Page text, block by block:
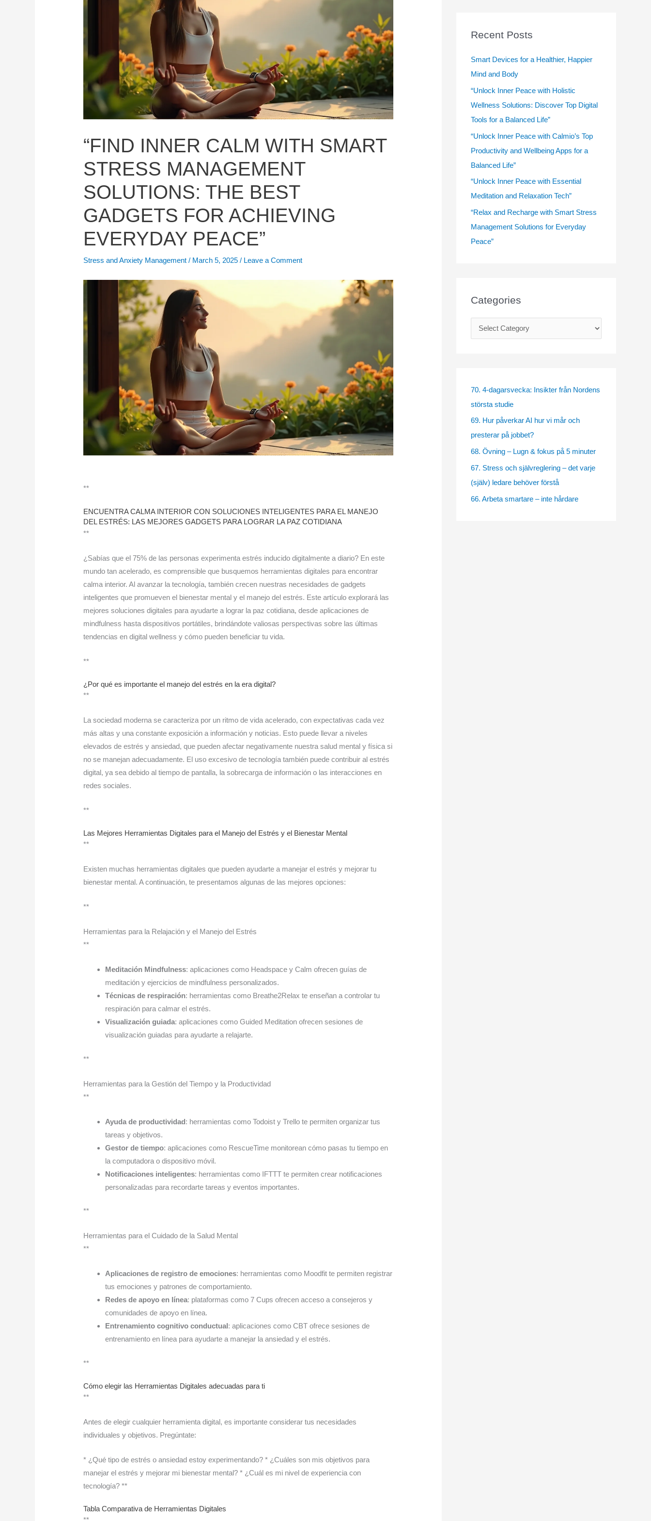
“FIND INNER CALM WITH SMART
STRESS MANAGEMENT
SOLUTIONS: THE BEST
GADGETS FOR ACHIEVING
EVERYDAY PEACE”
Stress and Anxiety Management / March 5, 2025/ Leave a Comment
**
ENCUENTRA CALMA INTERIOR CON SOLUCIONES INTELIGENTES PARA EL MANEJO
DEL ESTRÉS: LAS MEJORES GADGETS PARA LOGRAR LA PAZ COTIDIANA
**
¿Sabías que el 75% de las personas experimenta estrés inducido digitalmente a diario? En este
mundo tan acelerado, es comprensible que busquemos herramientas digitales para encontrar
calma interior. Al avanzar la tecnología, también crecen nuestras necesidades de gadgets
inteligentes que promueven el bienestar mental y el manejo del estrés. Este artículo explorará las
mejores soluciones digitales para ayudarte a lograr la paz cotidiana, desde aplicaciones de
mindfulness hasta dispositivos portátiles, brindándote valiosas perspectivas sobre las últimas
tendencias en digital wellness y cómo pueden beneficiar tu vida.
**
¿Por qué es importante el manejo del estrés en la era digital?
**
La sociedad moderna se caracteriza por un ritmo de vida acelerado, con expectativas cada vez
más altas y una constante exposición a información y noticias. Esto puede llevar a niveles
elevados de estrés y ansiedad, que pueden afectar negativamente nuestra salud mental y física si
no se manejan adecuadamente. El uso excesivo de tecnología también puede contribuir al estrés
digital, ya sea debido al tiempo de pantalla, la sobrecarga de información o las interacciones en
redes sociales.
**
Las Mejores Herramientas Digitales para el Manejo del Estrés y el Bienestar Mental
**
Existen muchas herramientas digitales que pueden ayudarte a manejar el estrés y mejorar tu
bienestar mental. A continuación, te presentamos algunas de las mejores opciones:
**
Herramientas para la Relajación y el Manejo del Estrés
**
Meditación Mindfulness: aplicaciones como Headspace y Calm ofrecen guías de
meditación y ejercicios de mindfulness personalizados.
Técnicas de respiración: herramientas como Breathe2Relax te enseñan a controlar tu
respiración para calmar el estrés.
Visualización guiada: aplicaciones como Guided Meditation ofrecen sesiones de
visualización guiadas para ayudarte a relajarte.
**
Herramientas para la Gestión del Tiempo y la Productividad
**
Ayuda de productividad: herramientas como Todoist y Trello te permiten organizar tus
tareas y objetivos.
Gestor de tiempo: aplicaciones como RescueTime monitorean cómo pasas tu tiempo en
la computadora o dispositivo móvil.
Notificaciones inteligentes: herramientas como IFTTT te permiten crear notificaciones
personalizadas para recordarte tareas y eventos importantes.
**
Herramientas para el Cuidado de la Salud Mental
**
Aplicaciones de registro de emociones: herramientas como Moodfit te permiten registrar
tus emociones y patrones de comportamiento.
Redes de apoyo en línea: plataformas como 7 Cups ofrecen acceso a consejeros y
comunidades de apoyo en línea.
Entrenamiento cognitivo conductual: aplicaciones como CBT ofrece sesiones de
entrenamiento en línea para ayudarte a manejar la ansiedad y el estrés.
**
Cómo elegir las Herramientas Digitales adecuadas para ti
**
Antes de elegir cualquier herramienta digital, es importante considerar tus necesidades
individuales y objetivos. Pregúntate:
* ¿Qué tipo de estrés o ansiedad estoy experimentando? * ¿Cuáles son mis objetivos para
manejar el estrés y mejorar mi bienestar mental? * ¿Cuál es mi nivel de experiencia con
tecnología? **
Tabla Comparativa de Herramientas Digitales
f
o
Recent Posts
Smart Devices for a Healthier, Happier
Mind and Body
“Unlock Inner Peace with Holistic
Wellness Solutions: Discover Top Digital
Tools for a Balanced Life”
“Unlock Inner Peace with Calmio’s Top
Productivity and Wellbeing Apps for a
Balanced Life”
“Unlock Inner Peace with Essential
Meditation and Relaxation Tech”
“Relax and Recharge with Smart Stress
Management Solutions for Everyday
Peace”
Categories
a
e
s
70. 4-dagarsvecka: Insikter från Nordens
största studie
69. Hur påverkar AI hur vi mår och
presterar på jobbet?
68. Övning – Lugn & fokus på 5 minuter
67. Stress och självreglering – det varje
(själv) ledare behöver förstå
66. Arbeta smartare – inte hårdare